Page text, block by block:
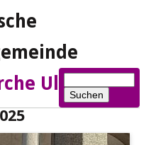
Ulm
Suchen